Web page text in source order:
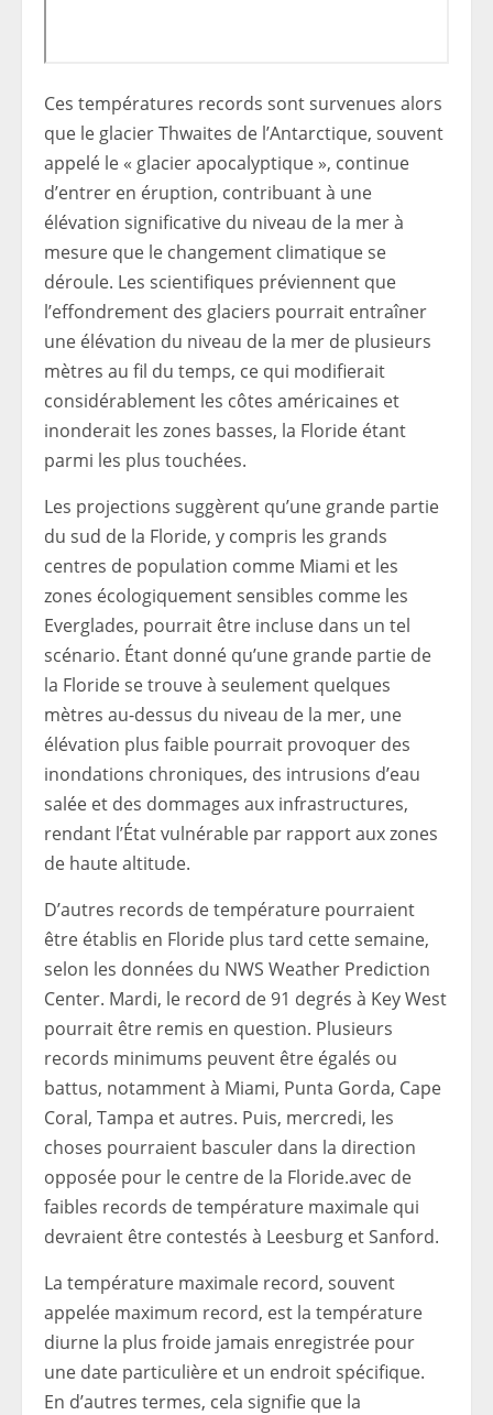
Ces températures records sont survenues alors
que le glacier Thwaites de l’Antarctique, souvent
appelé le « glacier apocalyptique », continue
d’entrer en éruption, contribuant à une
élévation significative du niveau de la mer à
mesure que le changement climatique se
déroule. Les scientifiques préviennent que
l’effondrement des glaciers pourrait entraîner
une élévation du niveau de la mer de plusieurs
mètres au fil du temps, ce qui modifierait
considérablement les côtes américaines et
inonderait les zones basses, la Floride étant
parmi les plus touchées.
Les projections suggèrent qu’une grande partie
du sud de la Floride, y compris les grands
centres de population comme Miami et les
zones écologiquement sensibles comme les
Everglades, pourrait être incluse dans un tel
scénario. Étant donné qu’une grande partie de
la Floride se trouve à seulement quelques
mètres au-dessus du niveau de la mer, une
élévation plus faible pourrait provoquer des
inondations chroniques, des intrusions d’eau
salée et des dommages aux infrastructures,
rendant l’État vulnérable par rapport aux zones
de haute altitude.
D’autres records de température pourraient
être établis en Floride plus tard cette semaine,
selon les données du NWS Weather Prediction
Center. Mardi, le record de 91 degrés à Key West
pourrait être remis en question. Plusieurs
records minimums peuvent être égalés ou
battus, notamment à Miami, Punta Gorda, Cape
Coral, Tampa et autres. Puis, mercredi, les
choses pourraient basculer dans la direction
opposée pour le centre de la Floride.avec de
faibles records de température maximale qui
devraient être contestés à Leesburg et Sanford.
La température maximale record, souvent
appelée maximum record, est la température
diurne la plus froide jamais enregistrée pour
une date particulière et un endroit spécifique.
En d’autres termes, cela signifie que la